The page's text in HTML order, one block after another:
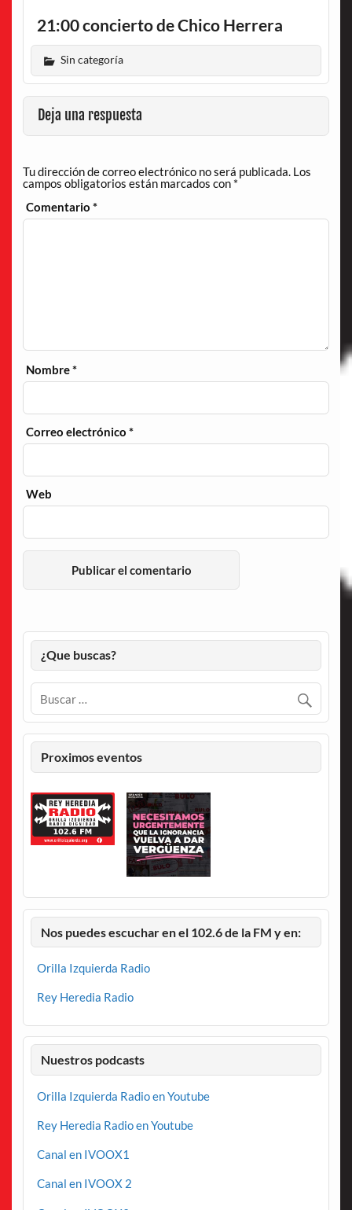
21:00 concierto de Chico Herrera
Sin categoría
Deja una respuesta
Tu dirección de correo electrónico no será publicada. Los
campos obligatorios están marcados con *
Comentario*
Nombre*
Correo electrónico*
Web
¿Que buscas?
Proximos eventos
Nos puedes escuchar en el 102.6 de la FM y en:
Orilla Izquierda Radio
Rey Heredia Radio
Nuestros podcasts
Orilla Izquierda Radio en Youtube
Rey Heredia Radio en Youtube
Canal en IVOOX1
Canal en IVOOX 2